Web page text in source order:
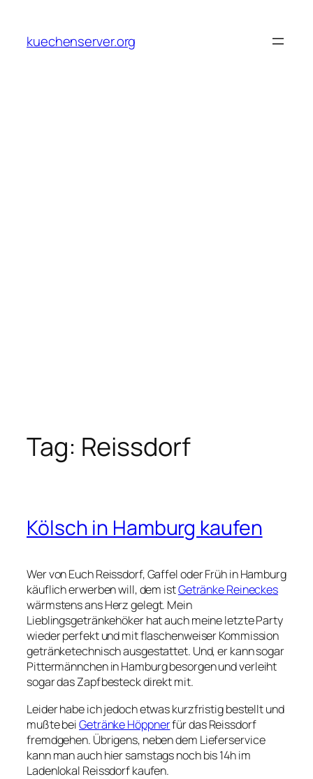
content
kuechenserver.org
Tag: Reissdorf
Kölsch in Hamburg kaufen
Wer von Euch Reissdorf, Gaffel oder Früh in Hamburg
käuflich erwerben will, dem istGetränke Reineckes
wärmstens ans Herz gelegt. Mein
Lieblingsgetränkehöker hat auch meine letzte Party
wieder perfekt und mit flaschenweiser Kommission
getränketechnisch ausgestattet. Und, er kann sogar
Pittermännchen in Hamburg besorgen und verleiht
sogar das Zapfbesteck direkt mit.
Leider habe ich jedoch etwas kurzfristig bestellt und
mußte beiGetränke Höppnerfür das Reissdorf
fremdgehen. Übrigens, neben dem Lieferservice
kann man auch hier samstags noch bis 14h im
Ladenlokal Reissdorf kaufen.